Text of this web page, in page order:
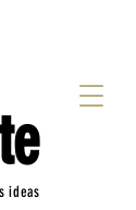
ideas